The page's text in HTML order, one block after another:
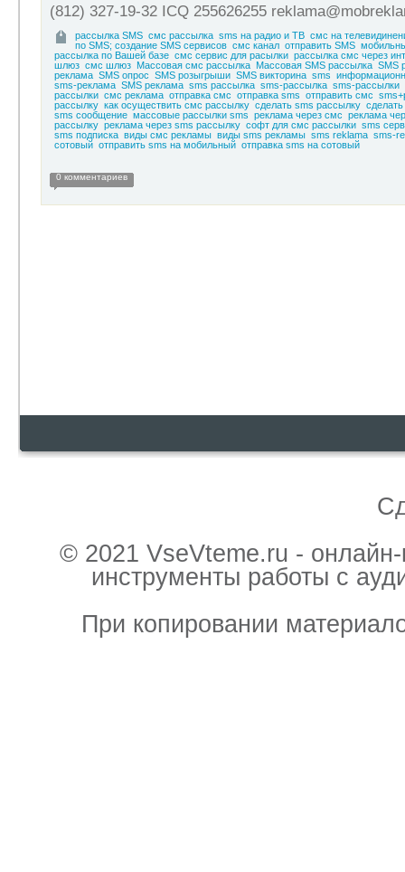
(812) 327-19-32 ICQ 255626255
рассылка SMS смс рассылка sms на радио и ТВ смс на
по SMS; создание SMS сервисов смс канал отправить SMS
рассылка по Вашей базе смс сервис для расылки рассылка смс через
шлюз смс шлюз Массовая смс рассылка Массовая SMS рассылка SMS
реклама SMS опрос SMS розыгрыши SMS викторина sms
sms-реклама SMS реклама sms рассылка sms-рассылка sms-рассылки
рассылки смс реклама отправка смс отправка sms отправить смс
рассылку как осуществить смс рассылку сделать sms рассылку
sms сообщение массовые рассылки sms реклама через смс реклама
рассылку реклама через sms рассылку софт для смс рассылки sms
sms подписка виды смс рекламы виды sms рекламы sms reklama sms-
сотовый отправить sms на мобильный отправка sms на сотовый
0 комментариев
© 2021 VseVteme.ru -
инструменты работы с
При копировании